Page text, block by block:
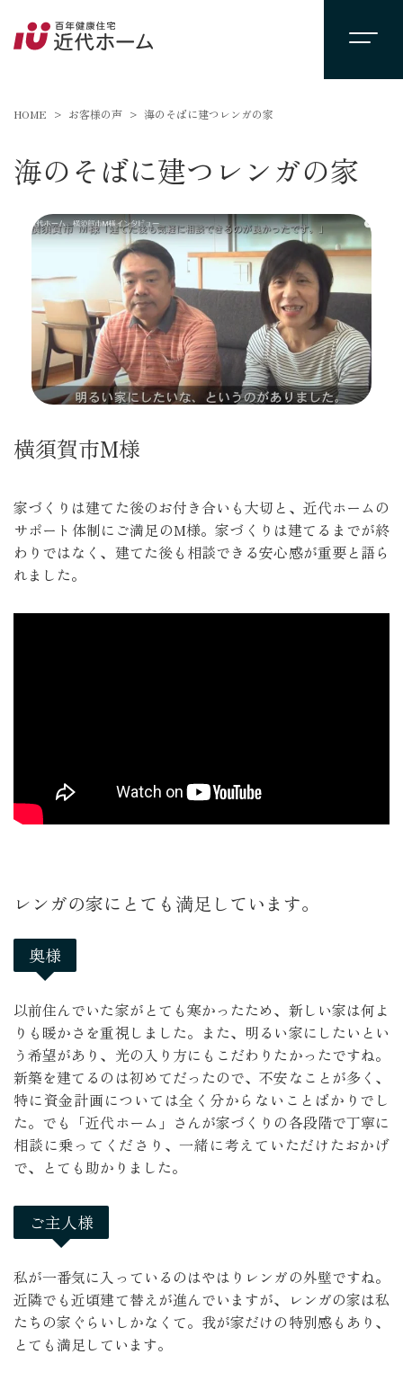
HOME お客様の声 海のそばに建つレンガの家
海のそばに建つレンガの家
横須賀市M様
家づくりは建てた後のお付き合いも大切と、近代ホームの
サポート体制にご満足のM様。家づくりは建てるまでが終
わりではなく、建てた後も相談できる安心感が重要と語ら
れました。
レンガの家にとても満足しています。
奥様
以前住んでいた家がとても寒かったため、新しい家は何よ
りも暖かさを重視しました。また、明るい家にしたいとい
う希望があり、光の入り方にもこだわりたかったですね。
新築を建てるのは初めてだったので、不安なことが多く、
特に資金計画については全く分からないことばかりでし
た。でも「近代ホーム」さんが家づくりの各段階で丁寧に
相談に乗ってくださり、一緒に考えていただけたおかげ
で、とても助かりました。
ご主人様
私が一番気に入っているのはやはりレンガの外壁ですね。
近隣でも近頃建て替えが進んでいますが、レンガの家は私
たちの家ぐらいしかなくて。我が家だけの特別感もあり、
とても満足しています。